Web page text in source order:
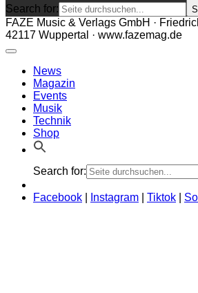
Search for:
FAZE Music & Verlags GmbH ·
42117 Wuppertal · www.fazemag.de
News
Magazin
Events
Musik
Technik
Shop
Search for:
Facebook Instagram Tiktok